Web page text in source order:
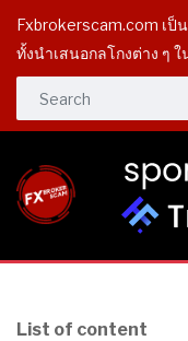
Fxbrokerscam.com เป็
ทั้งนำเสนอกลโกงต่าง ๆ
List of content